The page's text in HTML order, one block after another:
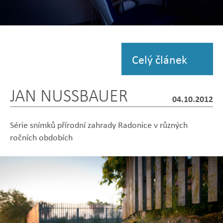
fotografii
fotografii
Zobrazit
fotografii
Zobrazit
fotografii
Zobrazit
fotografii
Celý článek
JAN NUSSBAUER 04.10.2012
Série snímků přírodní zahrady Radonice v různých
ročních obdobích